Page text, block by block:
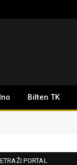
Bilten TK
PORTAL